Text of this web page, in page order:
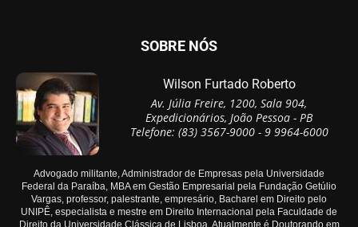
SOBRE NÓS
Wilson Furtado Roberto
Av. Júlia Freire, 1200, Sala 904,
Expedicionários, João Pessoa - PB
Telefone: (83) 3567-9000 - 9 9964-6000
Advogado militante, Administrador de Empresas pela Universidade
Federal da Paraíba, MBA em Gestão Empresarial pela Fundação Getúlio
Vargas, professor, palestrante, empresário, Bacharel em Direito pelo
UNIPÊ, especialista e mestre em Direito Internacional pela Faculdade de